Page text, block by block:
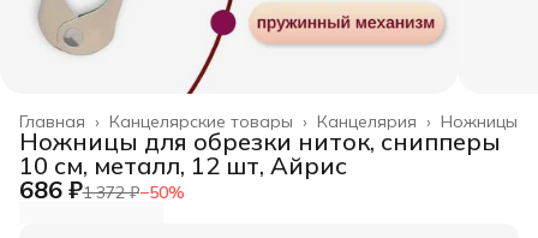
Ножницы
Канцелярия ›
Канцелярские товары ›
Главная ›
Ножницы для обрезки ниток, снипперы
10 см, металл, 12 шт, Айрис
686 ₽1 372 ₽−50%